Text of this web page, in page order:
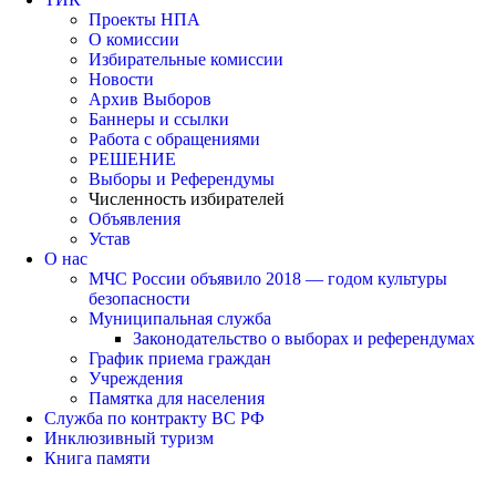
Проекты НПА
О комиссии
Избирательные комиссии
Новости
Архив Выборов
Баннеры и ссылки
Работа с обращениями
РЕШЕНИЕ
Выборы и Референдумы
Численность избирателей
Объявления
Устав
О нас
МЧС России объявило 2018 — годом культуры
безопасности
Муниципальная служба
Законодательство о выборах и референдумах
График приема граждан
Учреждения
Памятка для населения
Служба по контракту ВС РФ
Инклюзивный туризм
Книга памяти